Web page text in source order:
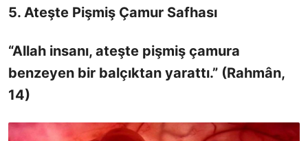
5. Ateşte Pişmiş Çamur Safhası
“Allah insanı, ateşte pişmiş çamura
benzeyen bir balçıktan yarattı.” (Rahmân,
14)